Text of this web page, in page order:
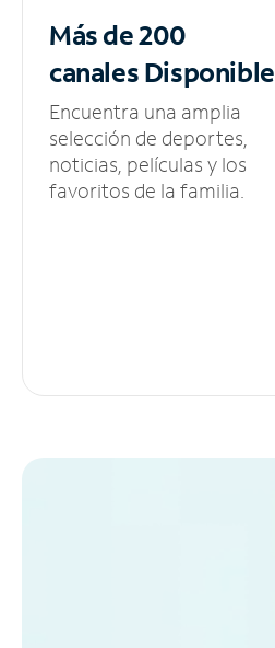
Más de 200
canalesDisponible
Encuentra una amplia
selección de deportes,
noticias, películas y los
favoritos de la familia.